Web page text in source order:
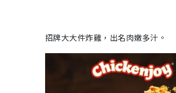
招牌大大件炸雞，出名肉嫩多汁。